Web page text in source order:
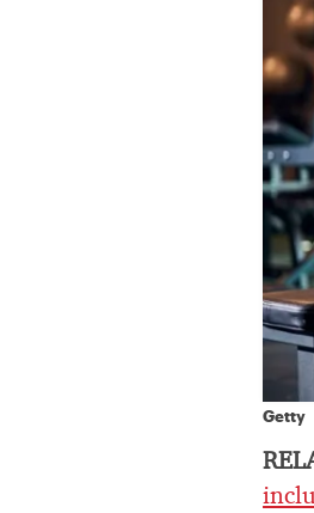
Getty